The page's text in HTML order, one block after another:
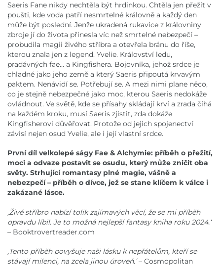
Saeris Fane nikdy nechtěla být hrdinkou. Chtěla jen přežít v
poušti, kde voda patří nesmrtelné královně a každý den
může být poslední. Jenže ukradená rukavice z královniny
zbroje jí do života přinesla víc než smrtelné nebezpečí –
probudila magii živého stříbra a otevřela bránu do říše,
kterou znala jen z legend. Yvelie. Království ledu,
pradávných fae… a Kingfishera. Bojovníka, jehož srdce je
chladné jako jeho země a který Saeris připoutá krvavým
paktem. Nenávidí se. Potřebují se. A mezi nimi plane něco,
co je stejně nebezpečné jako moc, kterou Saeris nedokáže
ovládnout. Ve světě, kde se přísahy skládají krví a zrada číhá
na každém kroku, musí Saeris zjistit, zda dokáže
Kingfisherovi důvěřovat. Protože od jejich spojenectví
závisí nejen osud Yvelie, ale i její vlastní srdce.
První díl velkolepé ságy Fae & Alchymie: příběh o přežití,
moci a odvaze postavit se osudu, který může zničit oba
světy. Strhující romantasy plné magie, vášně a
nebezpečí – příběh o dívce, jež se stane klíčem k válce i
zakázané lásce.
,Živé stříbro nabízí tolik zajímavých věcí, že se mi příběh
opravdu líbil. Je to možná nejlepší fantasy kniha roku 2024.‘
– Booktrovertreader.com
,Tento příběh povyšuje naši lásku k nepřátelům, kteří se
stávají milenci, na zcela jinou úroveň.‘– Cosmopolitan